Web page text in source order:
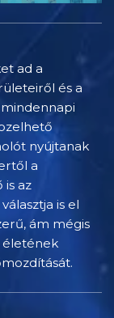
ad a
és a
nyújtanak
a
is az
is el
ám mégis
életének